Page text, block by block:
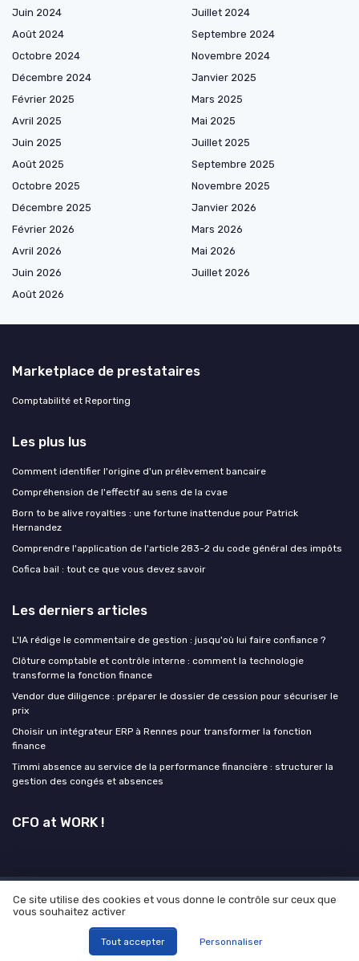
Juin 2024
Juillet 2024
Août 2024
Septembre 2024
Octobre 2024
Novembre 2024
Décembre 2024
Janvier 2025
Février 2025
Mars 2025
Avril 2025
Mai 2025
Juin 2025
Juillet 2025
Août 2025
Septembre 2025
Octobre 2025
Novembre 2025
Décembre 2025
Janvier 2026
Février 2026
Mars 2026
Avril 2026
Mai 2026
Juin 2026
Juillet 2026
Août 2026
Marketplace de prestataires
Comptabilité et Reporting
Les plus lus
Comment identifier l'origine d'un prélèvement bancaire
Compréhension de l'effectif au sens de la cvae
Born to be alive royalties : une fortune inattendue pour Patrick
Hernandez
Comprendre l'application de l'article 283-2 du code général des impôts
Cofica bail : tout ce que vous devez savoir
Les derniers articles
L'IA rédige le commentaire de gestion : jusqu'où lui faire confiance ?
Clôture comptable et contrôle interne : comment la technologie
transforme la fonction finance
Vendor due diligence : préparer le dossier de cession pour sécuriser le
prix
Choisir un intégrateur ERP à Rennes pour transformer la fonction
finance
Timmi absence au service de la performance financière : structurer la
gestion des congés et absences
CFO at WORK !
Mentions légales Politique de confidentialité
Grande
enquête 2025 sur l' IA et les directions financières
© CFO at WORK ! 2026
Ce site utilise des cookies et vous donne le contrôle sur ceux que
vous souhaitez activer
Tout accepter Personnaliser